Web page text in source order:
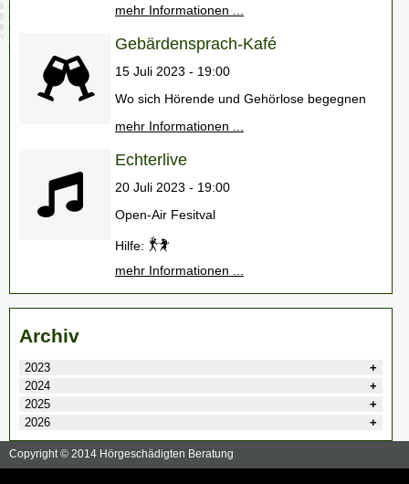
mehr Informationen ...
Gebärdensprach-Kafé
15 Juli 2023 - 19:00
Wo sich Hörende und Gehörlose begegnen
mehr Informationen ...
Echterlive
20 Juli 2023 - 19:00
Open-Air Fesitval
Hilfe:
mehr Informationen ...
Archiv
2023
2024
2025
2026
Copyright © 2014 Hörgeschädigten Beratung